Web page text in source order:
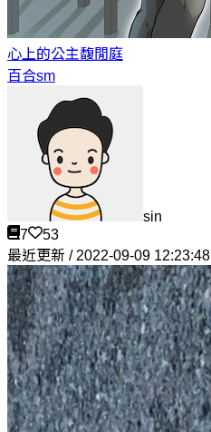
心上的公主馥閒庭
百合sm
sin
7
53
最近更新 / 2022-09-09 12:23:48